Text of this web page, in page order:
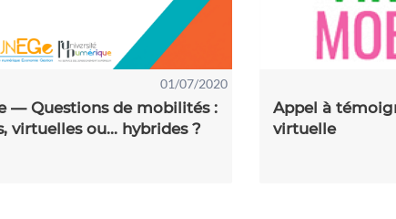
01/07/2020
— Questions de mobilités :
virtuelles ou... hybrides ?
Appel à
virtuelle